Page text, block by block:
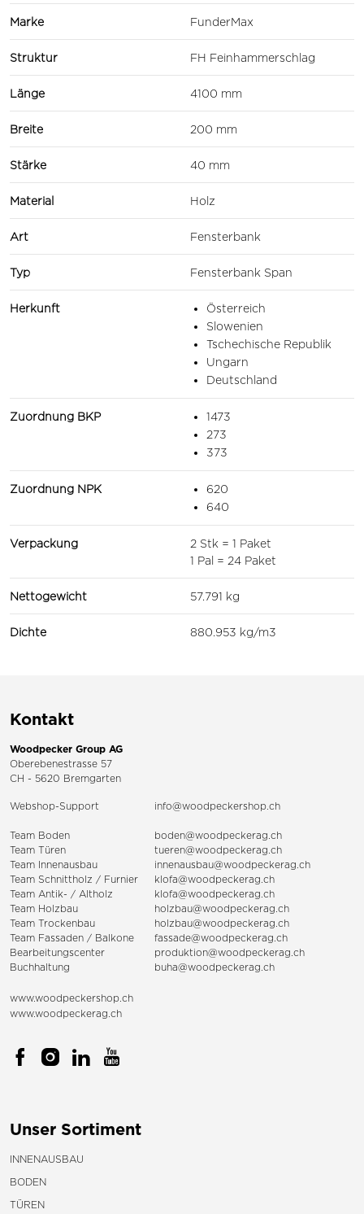
Marke FunderMax
Struktur FH Feinhammerschlag
Länge 4100 mm
Breite 200 mm
Stärke 40 mm
Material Holz
Art Fensterbank
Typ Fensterbank Span
Herkunft
Österreich
Slowenien
Tschechische Republik
Ungarn
Deutschland
Zuordnung BKP
1473
273
373
Zuordnung NPK
620
640
Verpackung
2 Stk = 1 Paket
1 Pal = 24 Paket
Nettogewicht 57.791 kg
Dichte 880.953 kg/m3
Kontakt
Woodpecker Group AG
Oberebenestrasse 57
CH - 5620 Bremgarten
Webshop-Support info@woodpeckershop.ch
Team Boden
boden@woodpeckerag.ch
Team Türen
tueren@woodpeckerag.ch
Team Innenausbau
innenausbau@woodpeckerag.ch
Team Schnittholz / Furnier
klofa@woodpeckerag.ch
Team Antik- / Altholz
klofa@woodpeckerag.ch
Team Holzbau
holzbau@woodpeckerag.ch
Team Trockenbau
holzbau@woodpeckerag.ch
Team Fassaden / Balkone
fassade@woodpeckerag.ch
Bearbeitungscenter
produktion@woodpeckerag.ch
Buchhaltung
buha@woodpeckerag.ch
www.woodpeckershop.ch
www.woodpeckerag.ch
Unser Sortiment
INNENAUSBAU
BODEN
TÜREN